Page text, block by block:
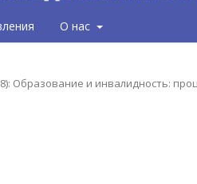
О нас
Образование и инвалидность: